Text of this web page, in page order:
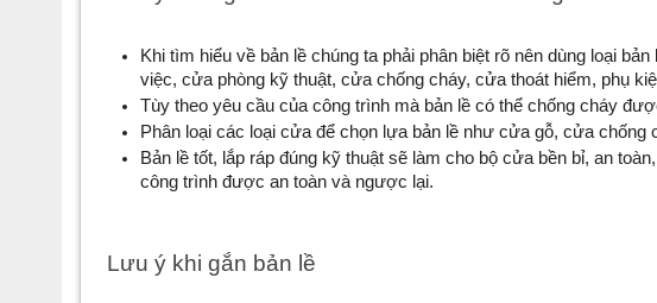
Khi tìm hiểu về bản lề chúng ta phải phân biệt rõ nên dùng loại
việc, cửa phòng kỹ thuật, cửa chống cháy, cửa thoát hiểm, phụ
Tùy theo yêu cầu của công trình mà bản lề có thể chống cháy
Phân loại các loại cửa để chọn lựa bản lề như cửa gỗ, cửa
Bản lề tốt, lắp ráp đúng kỹ thuật sẽ làm cho bộ cửa bền bỉ, an
công trình được an toàn và ngược lại.
Lưu ý khi gắn bản lề